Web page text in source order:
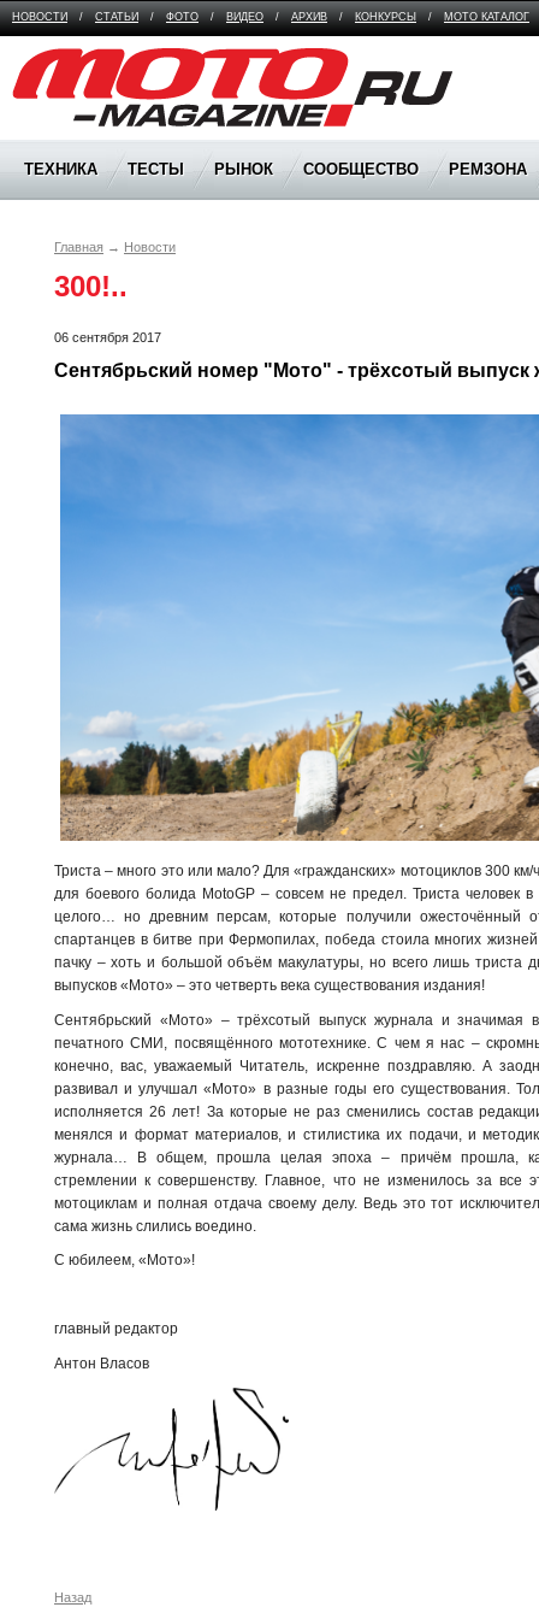
НОВОСТИ / СТАТЬИ / ФОТО / ВИДЕО / АРХИВ / КОНКУРСЫ / МОТО КАТАЛОГ
Moto Magazine
ТЕХНИКА ТЕСТЫ РЫНОК СООБЩЕСТВО РЕМЗОНА
Главная → Новости
300!..
06 сентября 2017
Сентябрьский номер "Мото" - трёхсотый выпуск
Триста – много это или мало? Для «гражданских» мотоциклов 300
для боевого болида MotoGP – совсем не предел. Триста человек
целого… но древним персам, которые получили ожесточённый
спартанцев в битве при Фермопилах, победа стоила многих
пачку – хоть и большой объём макулатуры, но всего лишь триста
выпусков «Мото» – это четверть века существования издания!
Сентябрьский «Мото» – трёхсотый выпуск журнала и значимая
печатного СМИ, посвящённого мототехнике. С чем я нас –
конечно, вас, уважаемый Читатель, искренне поздравляю. А
развивал и улучшал «Мото» в разные годы его существования.
исполняется 26 лет! За которые не раз сменились состав
менялся и формат материалов, и стилистика их подачи, и
журнала… В общем, прошла целая эпоха – причём прошла, как
стремлении к совершенству. Главное, что не изменилось за все
мотоциклам и полная отдача своему делу. Ведь это тот
сама жизнь слились воедино.
С юбилеем, «Мото»!
главный редактор
Антон Власов
Назад